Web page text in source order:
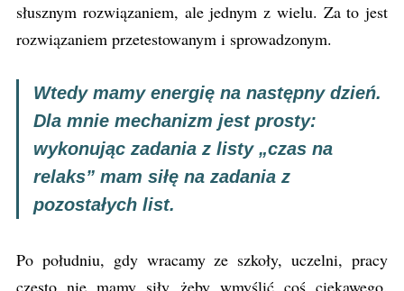
słusznym rozwiązaniem, ale jednym z wielu. Za to jest
rozwiązaniem przetestowanym i sprowadzonym.
Wtedy mamy energię na następny dzień.
Dla mnie mechanizm jest prosty:
wykonując zadania z listy „czas na
relaks” mam siłę na zadania z
pozostałych list.
Po południu, gdy wracamy ze szkoły, uczelni, pracy
często nie mamy siły żeby wmyślić coś ciekawego.